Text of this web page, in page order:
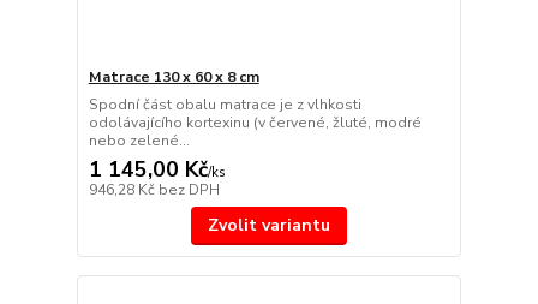
Matrace 130 x 60 x 8 cm
Spodní část obalu matrace je z vlhkosti
odolávajícího kortexinu (v červené, žluté, modré
nebo zelené...
1 145,00 Kč/ks
946,28 Kč bez DPH
Zvolit variantu